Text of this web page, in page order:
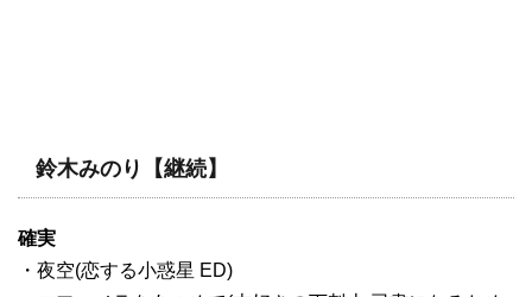
鈴木みのり【継続】
確実
・夜空(恋する小惑星 ED)